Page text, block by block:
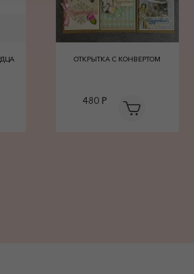
ОТКРЫТКА С КОНВЕРТОМ
480 Р